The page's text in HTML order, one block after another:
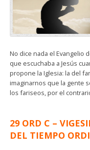
No dice nada el Evangelio
que escuchaba a Jesús
propone la Iglesia: la del
imaginarnos que la gente
los fariseos, por el
29 ORD C –
DEL TIEMPO